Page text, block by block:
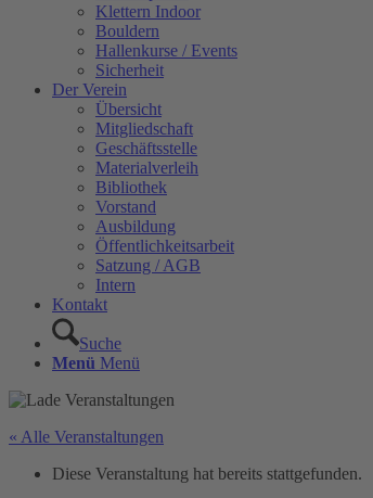
Klettern Indoor
Bouldern
Hallenkurse / Events
Sicherheit
Der Verein
Übersicht
Mitgliedschaft
Geschäftsstelle
Materialverleih
Bibliothek
Vorstand
Ausbildung
Öffentlichkeitsarbeit
Satzung / AGB
Intern
Kontakt
Suche
Menü Menü
« Alle Veranstaltungen
Diese Veranstaltung hat bereits stattgefunden.